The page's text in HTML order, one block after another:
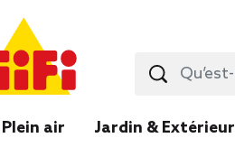
Plein air Jardin & Extérieur